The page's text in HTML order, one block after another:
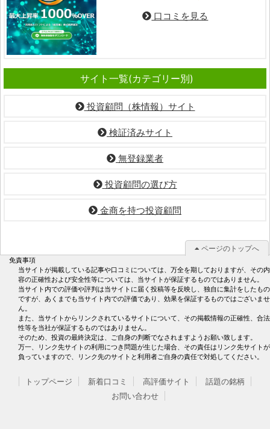
口コミを見る
サイト一覧(カテゴリー別)
投資顧問（株情報）サイト
検証済みサイト
無登録業者
投資顧問の選び方
金商を持つ投資顧問
免責事項
当サイトが掲載している記事や口コミについては、万全を期しておりますが、その内
容の正確性および安全性等については、当サイトが保証するものではありません。
当サイト内での評価や評判は当サイトに届く投稿等を反映し、独自に集計をしたもの
ですが、あくまでも当サイト内での評価であり、効果を保証するものではございませ
ん。
また、当サイトからリンクされているサイトについて、その掲載情報の正確性、合法
性等を当社が保証するものではありません。
そのため、投資の最終決定は、ご自身の判断でなされますようお願い致します。
万一、リンク先サイトの利用につき問題が生じた場合、その責任はリンク先サイトが
負っていますので、リンク先のサイトと利用者ご自身の責任で対処してください。
トップページ 新着口コミ 高評価サイト
話題の銘柄
お問い合わせ
ページのトップへ